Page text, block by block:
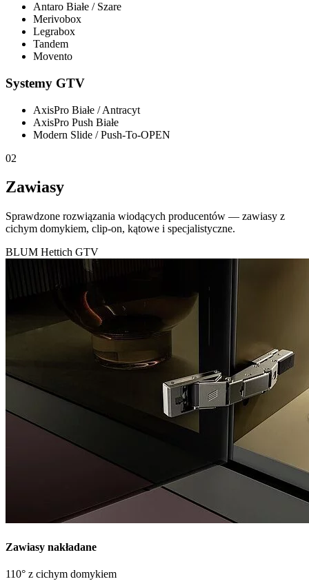
Antaro Białe / Szare
Merivobox
Legrabox
Tandem
Movento
Systemy GTV
AxisPro Białe / Antracyt
AxisPro Push Białe
Modern Slide / Push-To-OPEN
02
Zawiasy
Sprawdzone rozwiązania wiodących producentów — zawiasy z
cichym domykiem, clip-on, kątowe i specjalistyczne.
BLUM Hettich GTV
Zawiasy nakładane
110° z cichym domykiem